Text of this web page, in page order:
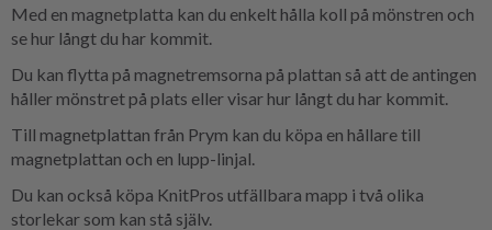
Med en magnetplatta kan du enkelt hålla koll på mönstren och
se hur långt du har kommit.
Du kan flytta på magnetremsorna på plattan så att de antingen
håller mönstret på plats eller visar hur långt du har kommit.
Till magnetplattan från Prym kan du köpa en hållare till
magnetplattan och en lupp-linjal.
Du kan också köpa KnitPros utfällbara mapp i två olika
storlekar som kan stå själv.